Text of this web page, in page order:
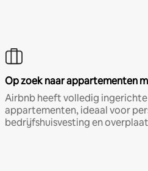
Op zoek naar appartementen
Airbnb heeft volledig ingerichte
appartementen, ideaal voor
bedrijfshuisvesting en